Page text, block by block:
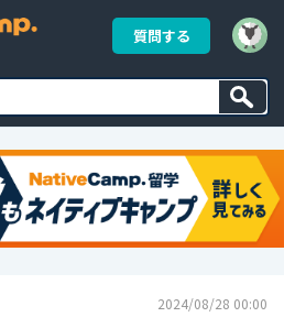
質問する
2024/08/28 00:00